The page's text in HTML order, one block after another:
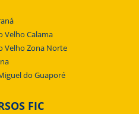
Velho Calama
Velho Zona Norte
do Guaporé
FIC